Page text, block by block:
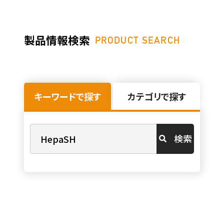
製品情報検索 PRODUCT SEARCH
キーワードで探す カテゴリで探す
検索